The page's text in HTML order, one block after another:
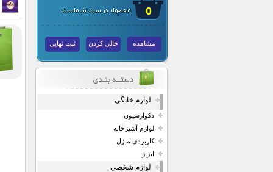
0
مشاهده خالی کردن ثبت نهایی
لوازم خانگی
دکوارسیون
لوازم آشپزخانه
کاربردی منزل
ابزار
لوازم شخصی